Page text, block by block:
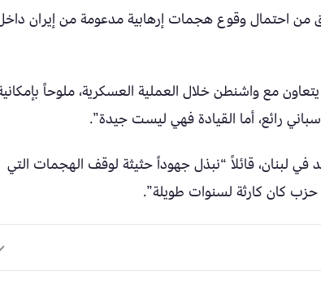
من احتمال وقوع هجمات إرهابية مدعومة من إيران
مع واشنطن خلال العملية العسكرية، ملوحاً
رائع، أما القيادة فهي ليست جيدة”.
لبنان، قائلاً “نبذل جهوداً حثيثة لوقف الهجمات التي
كان كارثة لسنوات طويلة”.